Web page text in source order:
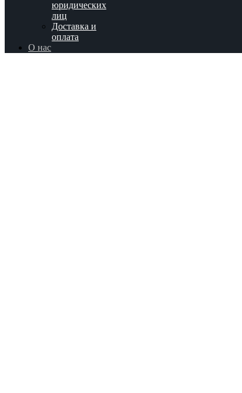
юридических
лиц
Доставка и
оплата
О нас